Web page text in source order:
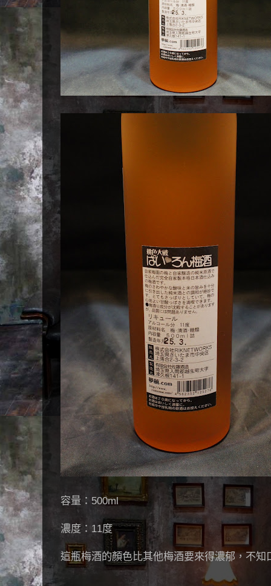
容量：500ml
濃度：11度
這瓶梅酒的顏色比其他梅酒要來得濃郁，不知